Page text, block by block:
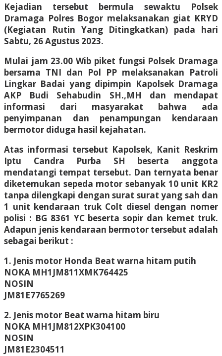
Kejadian tersebut bermula sewaktu Polsek
Dramaga Polres Bogor melaksanakan giat KRYD
(Kegiatan Rutin Yang Ditingkatkan) pada hari
Sabtu, 26 Agustus 2023.
Mulai jam 23.00 Wib piket fungsi Polsek Dramaga
bersama TNI dan Pol PP melaksanakan Patroli
Lingkar Badai yang dipimpin Kapolsek Dramaga
AKP Budi Sehabudin SH.,MH dan mendapat
informasi dari masyarakat bahwa ada
penyimpanan dan penampungan kendaraan
bermotor diduga hasil kejahatan.
Atas informasi tersebut Kapolsek, Kanit Reskrim
Iptu Candra Purba SH beserta anggota
mendatangi tempat tersebut. Dan ternyata benar
diketemukan sepeda motor sebanyak 10 unit KR2
tanpa dilengkapi dengan surat surat yang sah dan
1 unit kendaraan truk Colt diesel dengan nomer
polisi : BG 8361 YC beserta sopir dan kernet truk.
Adapun jenis kendaraan bermotor tersebut adalah
sebagai berikut :
1. Jenis motor Honda Beat warna hitam putih
NOKA MH1JM811XMK764425
NOSIN
JM81E7765269
2. Jenis motor Beat warna hitam biru
NOKA MH1JM812XPK304100
NOSIN
JM81E2304511